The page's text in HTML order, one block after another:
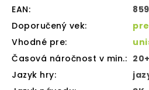
EAN:
Doporučený vek:
Vhodné pre:
Časová náročnost v min.: 20+
Jazyk hry: